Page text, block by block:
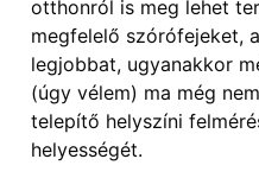
otthonról is meg lehet
megfelelő szórófejeket,
legjobbat, ugyanakkor
(úgy vélem) ma még
telepítő helyszíni
helyességét.